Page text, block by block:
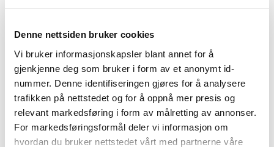
Denne nettsiden bruker cookies
Vi bruker informasjonskapsler blant annet for å
gjenkjenne deg som bruker i form av et anonymt id-
nummer. Denne identifiseringen gjøres for å analysere
trafikken på nettstedet og for å oppnå mer presis og
relevant markedsføring i form av målretting av annonser.
For markedsføringsformål deler vi informasjon om
hvordan du bruker nettstedet vårt med partnerne våre
490,-